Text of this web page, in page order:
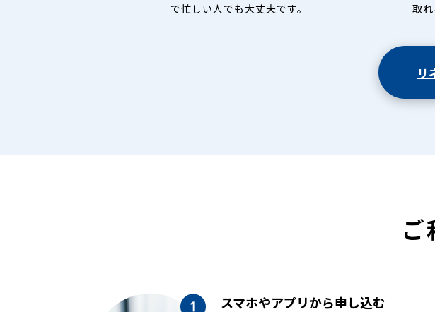
で忙しい人でも大丈夫です。
取れ
リ
ご
スマホやアプリから申し込む